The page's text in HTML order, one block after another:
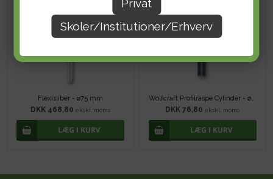
Privat
Skoler/Institutioner/Erhverv
Flexisliber - ø75 mm
DKK 468,80 ekskl. moms
Wolfcraft Profilraspe Cylinder - ø52 mm
DKK 76,80 ekskl. moms